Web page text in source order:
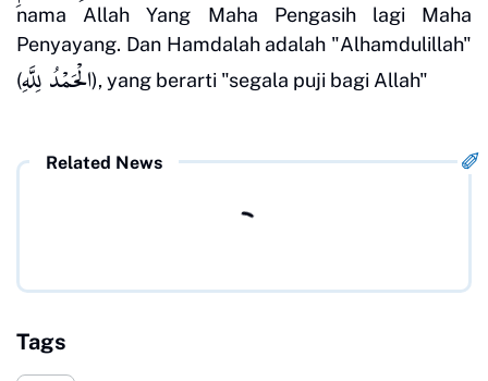
nama Allah Yang Maha Pengasih lagi Maha
Penyayang. Dan Hamdalah adalah "Alhamdulillah"
(الْحَمْدُ لِلَّهِ), yang berarti "segala puji bagi Allah"
Related News
Tags